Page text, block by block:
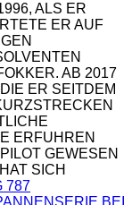
ALS ER
ER AUF
AB 2017
ER SEITDEM
F
AU
ER
GEWESEN WA
SICH SE
787